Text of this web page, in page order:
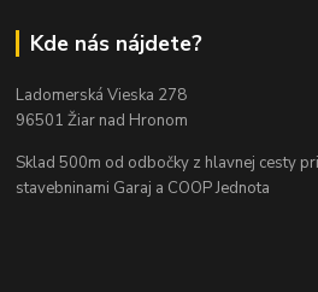
Kde nás nájdete?
Ladomerská Vieska 278
96501 Žiar nad Hronom
Sklad 500m od odbočky z hlavnej cesty
stavebninami Garaj a COOP Jednota